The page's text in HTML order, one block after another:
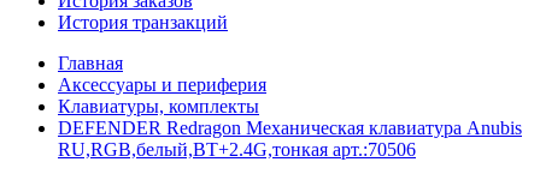
История транзакций
Главная
Аксессуары и периферия
Клавиатуры, комплекты
DEFENDER Redragon Механическая клавиатура Anubis
RU,RGB,белый,BT+2.4G,тонкая арт.:70506